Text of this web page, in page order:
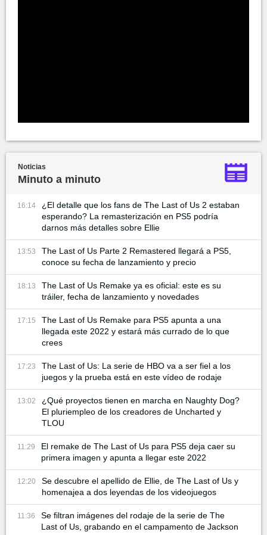
Noticias
Minuto a minuto
16:14
¿El detalle que los fans de The Last of Us 2 estaban
esperando? La remasterización en PS5 podría
darnos más detalles sobre Ellie
13:53
The Last of Us Parte 2 Remastered llegará a PS5,
conoce su fecha de lanzamiento y precio
18:13
The Last of Us Remake ya es oficial: este es su
tráiler, fecha de lanzamiento y novedades
17:15
The Last of Us Remake para PS5 apunta a una
llegada este 2022 y estará más currado de lo que
crees
17:23
The Last of Us: La serie de HBO va a ser fiel a los
juegos y la prueba está en este vídeo de rodaje
13:02
¿Qué proyectos tienen en marcha en Naughty Dog?
El pluriempleo de los creadores de Uncharted y
TLOU
11:29
El remake de The Last of Us para PS5 deja caer su
primera imagen y apunta a llegar este 2022
12:20
Se descubre el apellido de Ellie, de The Last of Us y
homenajea a dos leyendas de los videojuegos
11:36
Se filtran imágenes del rodaje de la serie de The
Last of Us, grabando en el campamento de Jackson